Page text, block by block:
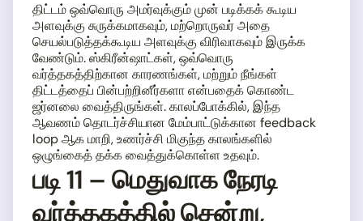
திட்டம் ஒவ்வொரு அமர்வுக்கும் முன் படிக்கக் கூடிய
அளவுக்கு சுருக்கமாகவும், மற்றொருவர் அதை
செயல்படுத்தக்கூடிய அளவுக்கு விரிவாகவும் இருக்க
வேண்டும். ஸ்கிரீன்ஷாட்கள், ஒவ்வொரு
வர்த்தகத்திற்கான காரணங்கள், மற்றும் நீங்கள்
திட்டத்தைப் பின்பற்றினீர்களா என்பதைக் கொண்ட
ஜர்னலை வைத்திருங்கள். காலப்போக்கில், இந்த
ஆவணம் தொடர்ச்சியான மேம்பாட்டுக்கான feedback
loop ஆக மாறி, உணர்ச்சி மிகுந்த காலங்களில்
ஒழுங்கைத் தக்க வைத்துக்கொள்ள உதவும்.
படி 11 – மெதுவாக நேரடி
வர்த்தகத்தில் சென்று,